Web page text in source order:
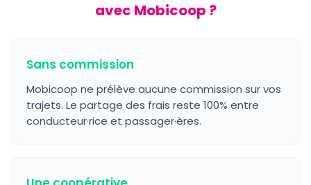
avec Mobicoop ?
Sans commission
Mobicoop ne prélève aucune commission sur vos
trajets. Le partage des frais reste 100% entre
conducteur·rice et passager·ères.